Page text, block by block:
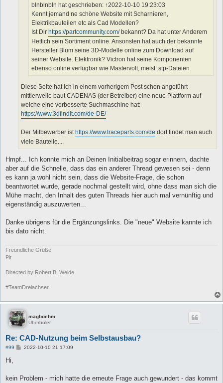
blnblnbln hat geschrieben: ↑2022-10-10 19:23:03
Kennt jemand ne schöne Website mit Scharnieren,
Elektrikbauteilen etc als Cad Modellen?
Ist Dir https://partcommunity.com/bekannt? Da hat unter Anderem
Hettich sein Sortiment online. Ansonsten hat auch der bekannte
Hersteller Blum seine 3D-Modelle online zum Download auf
seiner Website. Elektronik? Victron hat seine Komponenten
ebenso online verfügbar wie Mastervolt, meist .stp-Dateien.
Diese Seite hat ich in einem vorherigem Post schon angeführt -
mittlerweile baut CADENAS (der Betreiber) eine neue Plattform auf
welche eine verbesserte Suchmaschine hat:
https://www.3dfindit.com/de-DE/
Der Mitbewerber ist https://www.traceparts.com/de dort findet man auch
viele Bauteile....
Hmpf... Ich konnte mich an Deinen Initialbeitrag sogar erinnern, dachte
aber auf die Schnelle, dass das ein anderer Thread gewesen sei - denn
es kann ja wohl nicht sein, dass die Website-Frage, die schon
beantwortet wurde, gerade nochmal gestellt wird, ohne dass man sich die
Mühe macht, den Inhalt des guten Threads hier auch mal vernünftig und
eigenständig auszuwerten...
Danke übrigens für die Ergänzungslinks. Die "neue" Website kannte ich
bis dato nicht.
Freundliche Grüße
Pit
Directed by Robert B. Weide
#TeamDreiachser
magboehm
Überholer
Re: CAD-Nutzung beim Selbstausbau?
#99
B
a
2022-10-10 21:17:09
Hi,
kein Problem - mich hatte die erneute Frage auch gewundert - das kommt